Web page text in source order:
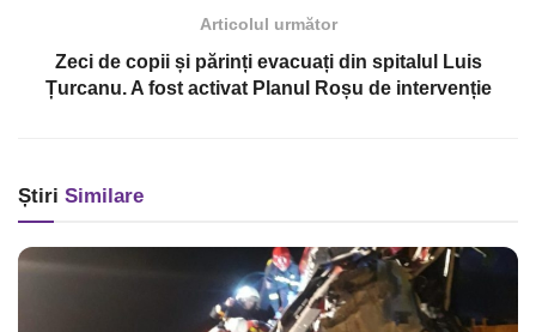
Articolul următor
Zeci de copii și părinți evacuați din spitalul Luis
Țurcanu. A fost activat Planul Roșu de intervenție
Știri Similare